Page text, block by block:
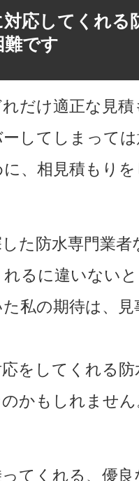
対応してくれる
難です
だけ適正な見
ーしてしまって
に、相見積もり
た防水専門業
るに違いないと
私の期待は、
をしてくれる
かもしれません
てくれる、優